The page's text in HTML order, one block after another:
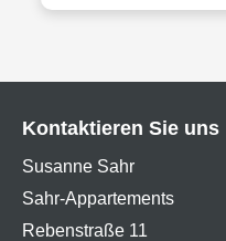
Kontaktieren Sie uns
Susanne Sahr
Sahr-Appartements
Rebenstraße 11